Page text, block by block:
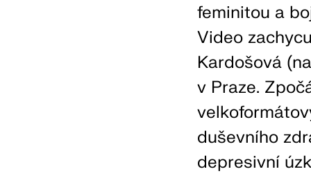
feminitou a
Video
Kardošová
v Praze.
duševního
depresivní